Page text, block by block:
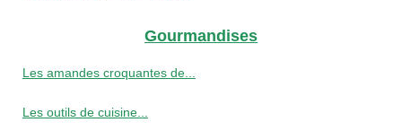
Gourmandises
Les amandes croquantes de...
Les outils de cuisine...